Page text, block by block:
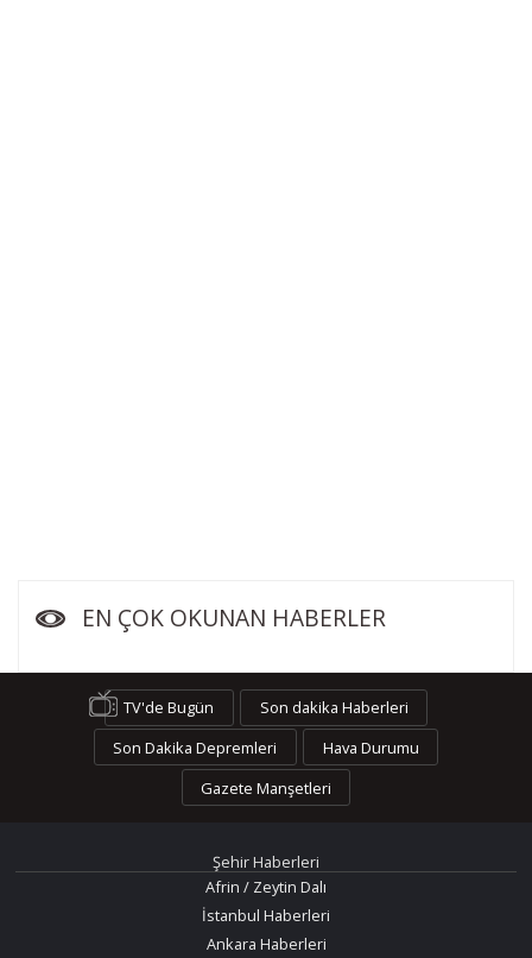
EN ÇOK OKUNAN HABERLER
TV'de Bugün
Son dakika Haberleri
Son Dakika Depremleri
Hava Durumu
Gazete Manşetleri
Şehir Haberleri
Afrin / Zeytin Dalı
İstanbul Haberleri
Ankara Haberleri